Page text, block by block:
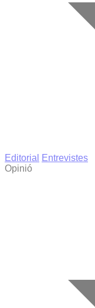
Editorial
Entrevistes
Opinió